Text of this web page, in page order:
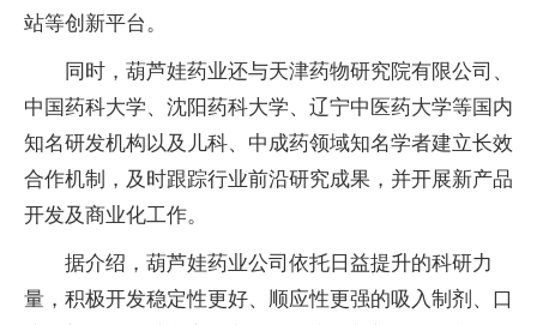
站等创新平台。
同时，葫芦娃药业还与天津药物研究院有限公司、
中国药科大学、沈阳药科大学、辽宁中医药大学等国内
知名研发机构以及儿科、中成药领域知名学者建立长效
合作机制，及时跟踪行业前沿研究成果，并开展新产品
开发及商业化工作。
据介绍，葫芦娃药业公司依托日益提升的科研力
量，积极开发稳定性更好、顺应性更强的吸入制剂、口